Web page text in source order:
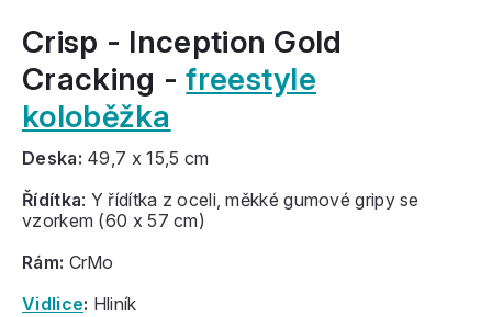
Crisp - Inception Gold
Cracking -freestyle
koloběžka
Deska: 49,7 x 15,5 cm
Řídítka: Y řídítka z oceli, měkké gumové gripy se
vzorkem (60 x 57 cm)
Rám: CrMo
Vidlice: Hliník